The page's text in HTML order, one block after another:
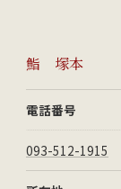
鮨 塚本
電話番号
093-512-1915